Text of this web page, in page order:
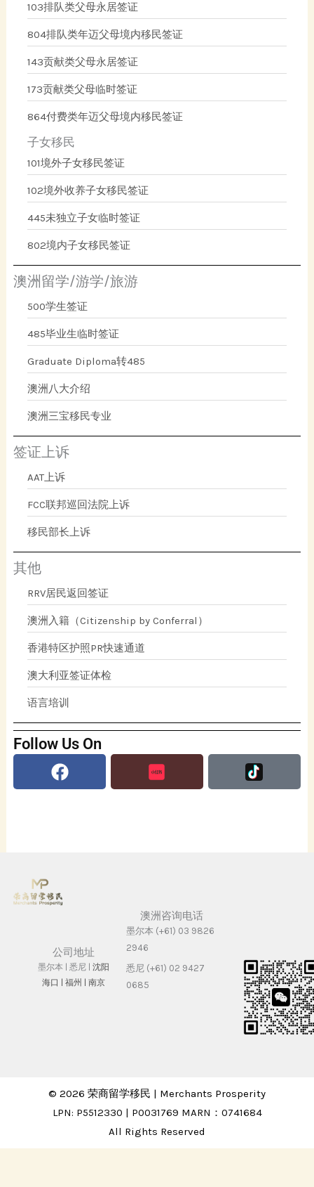
103排队类父母永居签证
804排队类年迈父母境内移民签证
143贡献类父母永居签证
173贡献类父母临时签证
864付费类年迈父母境内移民签证
子女移民
101境外子女移民签证
102境外收养子女移民签证
445未独立子女临时签证
802境内子女移民签证
澳洲留学/游学/旅游
500学生签证
485毕业生临时签证
Graduate Diploma转485
澳洲八大介绍
澳洲三宝移民专业
签证上诉
AAT上诉
FCC联邦巡回法院上诉
移民部长上诉
其他
RRV居民返回签证
澳洲入籍（Citizenship by Conferral）
香港特区护照PR快速通道
澳大利亚签证体检
语言培训
Follow Us On
Facebook
公司地址
墨尔本 | 悉尼 | 沈阳
海⼝ | 福州 | 南京
澳洲咨询电话
墨尔本 (+61) 03 9826
2946
悉尼 (+61) 02 9427
0685
© 2026 荣商留学移民 | Merchants Prosperity
LPN: P5512330 | P0031769 MARN：0741684
All Rights Reserved